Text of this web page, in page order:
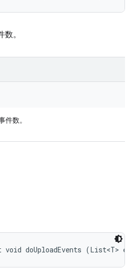
。
件数。
doUploadEvents (List<T>